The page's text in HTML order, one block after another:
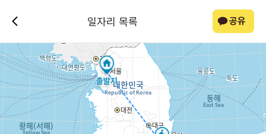
일자리 목록 공유